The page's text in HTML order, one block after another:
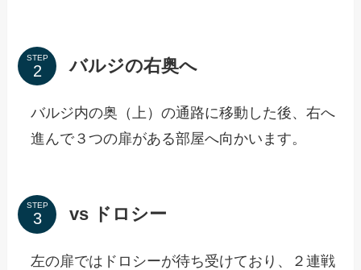
STEP バルジの右奥へ
バルジ内の奥（上）の通路に移動した後、右へ
進んで３つの扉がある部屋へ向かいます。
STEP vs ドロシー
左の扉ではドロシーが待ち受けており、２連戦